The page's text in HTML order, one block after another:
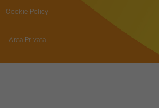
Cookie Policy
Area Privata